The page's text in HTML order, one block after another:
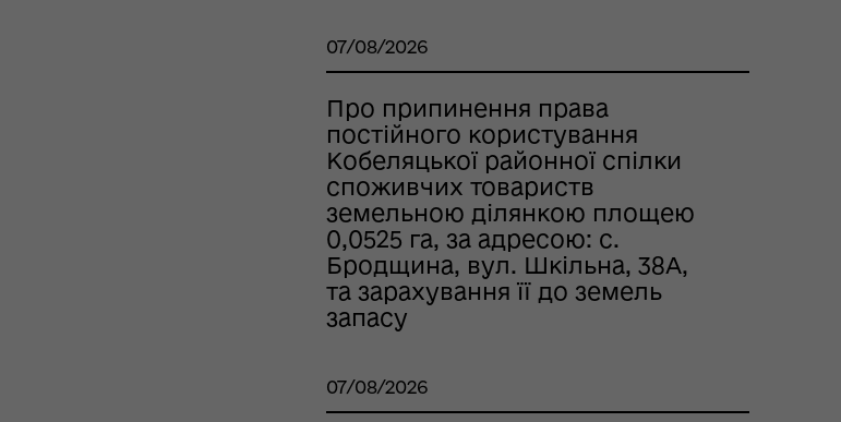
07/08/2026
Про припинення права
постійного користування
Кобеляцької районної спілки
споживчих товариств
земельною ділянкою площею
0,0525 га, за адресою: с.
Бродщина, вул. Шкільна, 38А,
та зарахування її до земель
запасу
07/08/2026